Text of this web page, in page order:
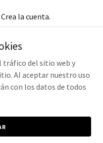
Crea la cuenta.
- Todos los derechos
tráfico del sitio web y
Al aceptar nuestro uso
con los datos de todos